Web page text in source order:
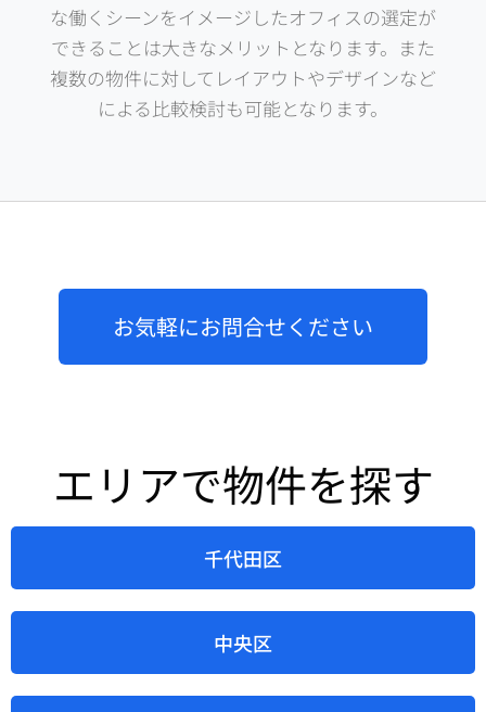
な働くシーンをイメージしたオフィスの選定が
できることは大きなメリットとなります。また
複数の物件に対してレイアウトやデザインなど
による比較検討も可能となります。
お気軽にお問合せください
エリアで物件を探す
千代田区
中央区